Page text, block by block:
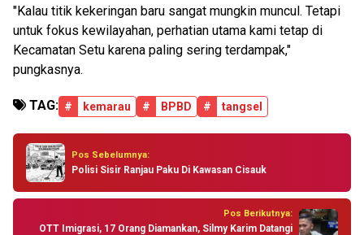
"Kalau titik kekeringan baru sangat mungkin muncul. Tetapi
untuk fokus kewilayahan, perhatian utama kami tetap di
Kecamatan Setu karena paling sering terdampak,"
pungkasnya.
TAG: # kemarau # BPBD # tangsel
Pos Sebelumnya:
Polisi Sisir Ranjau Paku Di Kawasan Cisauk
Pos Berikutnya:
OTT Imigrasi, 17 Orang Diamankan, Silmy Karim Datangi